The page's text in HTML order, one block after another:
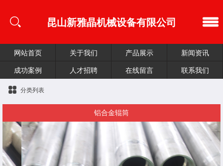
昆山新雅晶机械设备有限公司
网站首页 关于我们 产品展示
新闻资讯
成功案例
人才招聘 在线留言 联系我们
分类列表
铝合金辊筒